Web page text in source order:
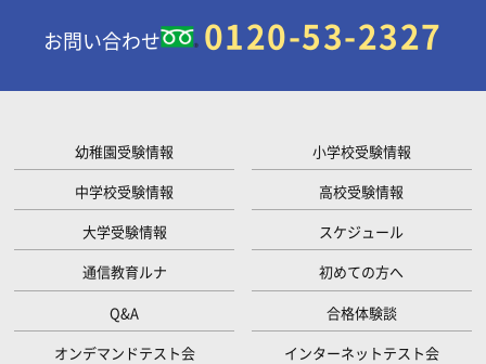
お問い合わせ 0120-53-2327
幼稚園受験情報
小学校受験情報
中学校受験情報
高校受験情報
大学受験情報
スケジュール
通信教育ルナ
初めての方へ
Q&A
合格体験談
オンデマンドテスト会
インターネットテスト会